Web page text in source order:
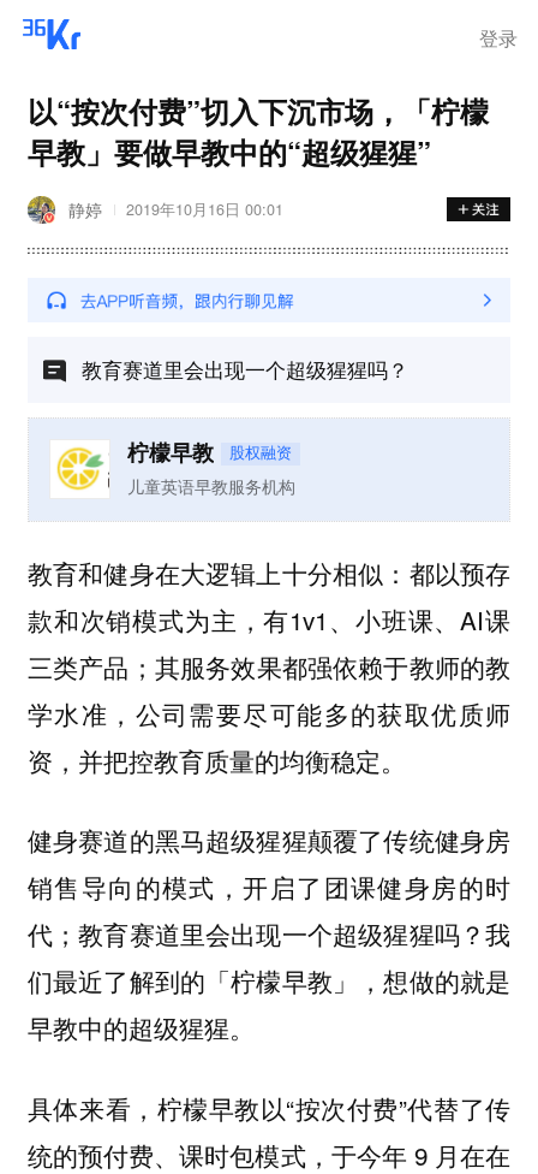
登录
以“按次付费”切入下沉市场，「​柠檬
早教」要做早教中的“超级猩猩”
静婷 2019年10月16日 00:01
教育赛道里会出现一个超级猩猩吗？
柠檬早教 股权融资
儿童英语早教服务机构
教育和健身在大逻辑上十分相似：都以预存
款和次销模式为主，有1v1、小班课、AI课
三类产品；其服务效果都强依赖于教师的教
学水准，公司需要尽可能多的获取优质师
资，并把控教育质量的均衡稳定。
健身赛道的黑马超级猩猩颠覆了传统健身房
销售导向的模式，开启了团课健身房的时
代；教育赛道里会出现一个超级猩猩吗？我
们最近了解到的「柠檬早教」，想做的就是
早教中的超级猩猩。
具体来看，柠檬早教以“按次付费”代替了传
统的预付费、课时包模式，于今年 9 月在在